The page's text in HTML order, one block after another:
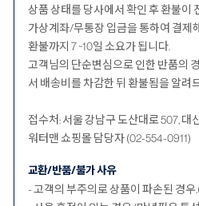
상품 상태를 당사에서 확인 후 환불이
가상계좌/무통장 입금을 통하여 결제
환불까지 7 ~10일 소요가 됩니다.
고객님의 단순변심으로 인한 반품의
서 배송비를 차감한 뒤 환불됨을 알려
접수처: 서울 강남구 도산대로 507,
워터맨 쇼핑몰 담당자 (02-554-0911)
교환/반품/불가 사유
- 고객의 부주의로 상품이 파손된 경우